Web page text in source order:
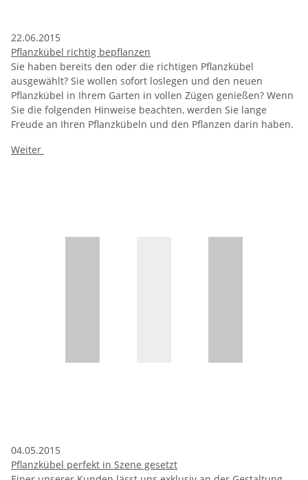
22.06.2015
Pflanzkübel richtig bepflanzen
Sie haben bereits den oder die richtigen Pflanzkübel
ausgewählt? Sie wollen sofort loslegen und den neuen
Pflanzkübel in Ihrem Garten in vollen Zügen genießen? Wenn
Sie die folgenden Hinweise beachten, werden Sie lange
Freude an Ihren Pflanzkübeln und den Pflanzen darin haben.
Weiter
04.05.2015
Pflanzkübel perfekt in Szene gesetzt